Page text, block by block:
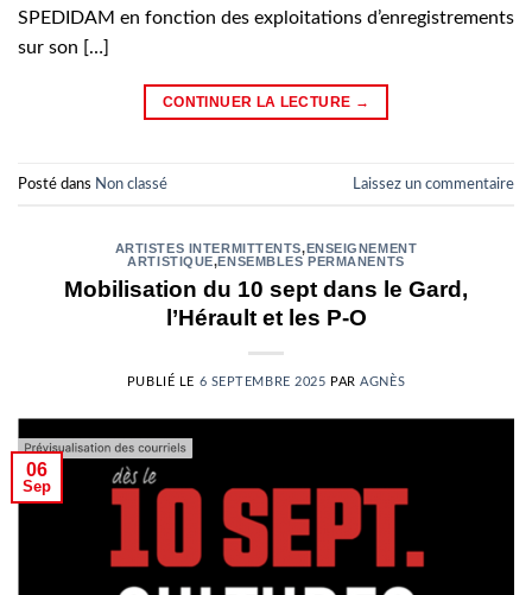
SPEDIDAM en fonction des exploitations d’enregistrements
sur son […]
CONTINUER LA LECTURE →
Posté dans Non classé Laissez un commentaire
ARTISTES INTERMITTENTS, ENSEIGNEMENT
ARTISTIQUE,ENSEMBLES PERMANENTS
Mobilisation du 10 sept dans le Gard,
l’Hérault et les P-O
PUBLIÉ LE 6 SEPTEMBRE 2025 PARAGNÈS
06
Sep